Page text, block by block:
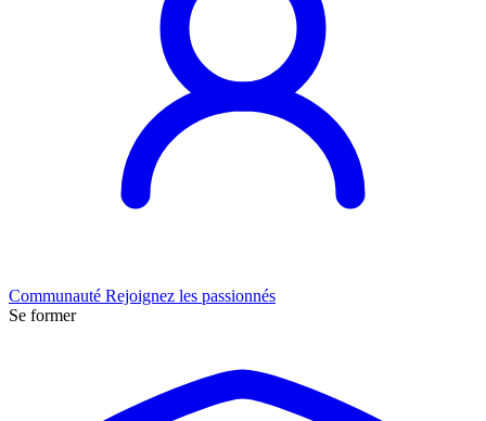
Communauté Rejoignez les passionnés
Se former